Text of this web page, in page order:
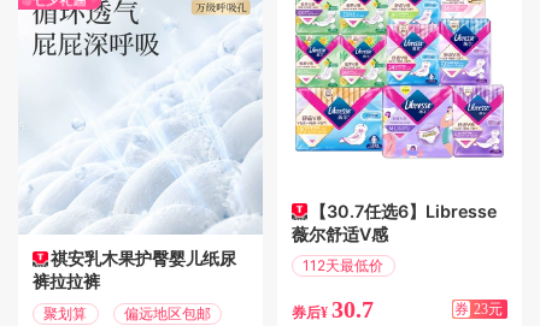
祺安乳木果护臀婴儿纸尿
裤拉拉裤
聚划算 偏远地区包邮
【30.7任选6】Libresse
薇尔舒适V感
112天最低价
券后¥ 30.7 券 23元